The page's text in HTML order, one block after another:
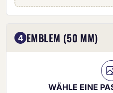
4 EMBLEM (50 MM)
WÄHLE EINE